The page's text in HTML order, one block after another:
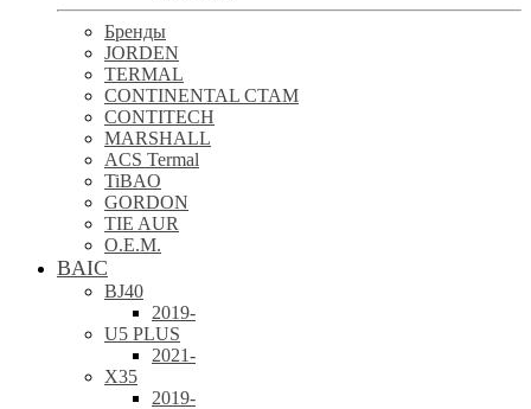
Бренды
JORDEN
TERMAL
CONTINENTAL CTAM
CONTITECH
MARSHALL
ACS Termal
TiBAO
GORDON
TIE AUR
O.E.M.
BAIC
BJ40
2019-
U5 PLUS
2021-
X35
2019-